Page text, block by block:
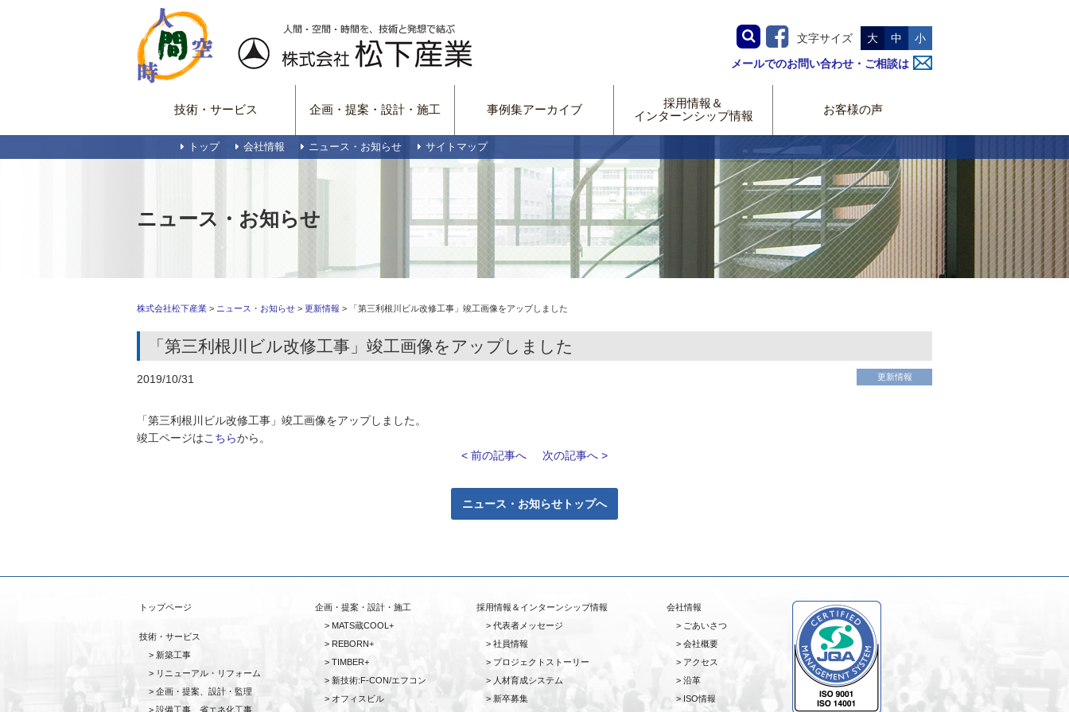
技術・サービス 企画・提案・設計・施工 事例集アーカイブ
採用情報＆
インターンシップ情報
お客様の声
文字サイズ 大 中
小
メールでのお問い合わせ・ご相談は
トップ 会社情報 ニュース・お知らせ サイトマップ
ニュース・お知らせ
株式会社松下産業 > ニュース・お知らせ > 更新情報 > 「第三利根川ビル改修工事」竣工画像をアップしました
「第三利根川ビル改修工事」竣工画像をアップしました
更新情報
2019/10/31
「第三利根川ビル改修工事」竣工画像をアップしました。
竣工ページはこちらから。
< 前の記事へ
次の記事へ >
ニュース・お知らせトップへ
トップページ
技術・サービス
新築工事
リニューアル・リフォーム
企画・提案、設計・監理
設備工事 省エネ化工事
企画・提案・設計・施工
MATS蔵COOL+
REBORN+
TIMBER+
新技術:F-CON/エフコン
オフィスビル
採用情報＆インターンシップ情報
代表者メッセージ
社員情報
プロジェクトストーリー
人材育成システム
新卒募集
会社情報
ごあいさつ
会社概要
アクセス
沿革
ISO情報